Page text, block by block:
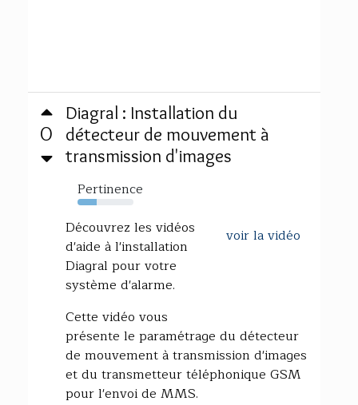
0
Diagral : Installation du
détecteur de mouvement à
transmission d'images
Pertinence
34%
voir la vidéo
Découvrez les vidéos
d'aide à l'installation
Diagral pour votre
système d'alarme.
Cette vidéo vous
présente le paramétrage du détecteur
de mouvement à transmission d'images
et du transmetteur téléphonique GSM
pour l'envoi de MMS.